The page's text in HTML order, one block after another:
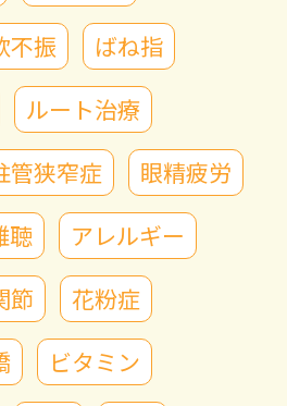
不振
ばね指
ルート治療
管狭窄症
眼精疲労
聴
アレルギー
節
花粉症
ビタミン